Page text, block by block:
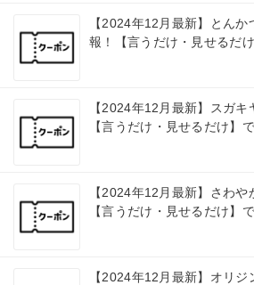
【2024年12月最新】とん
報！【言うだけ・見せるだけ
【2024年12月最新】スガキ
【言うだけ・見せるだけ】
【2024年12月最新】さわや
【言うだけ・見せるだけ】
【2024年12月最新】オリ